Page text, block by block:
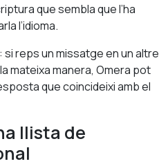
que sembla que l’ha
l’idioma.
reps un missatge en un altre
mateixa manera, Omera pot
que coincideixi amb el
llista de